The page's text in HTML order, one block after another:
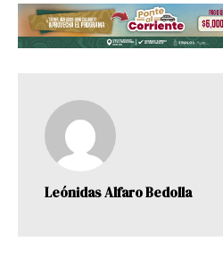
Leónidas Alfaro Bedolla